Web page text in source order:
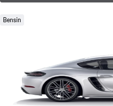
Bensin